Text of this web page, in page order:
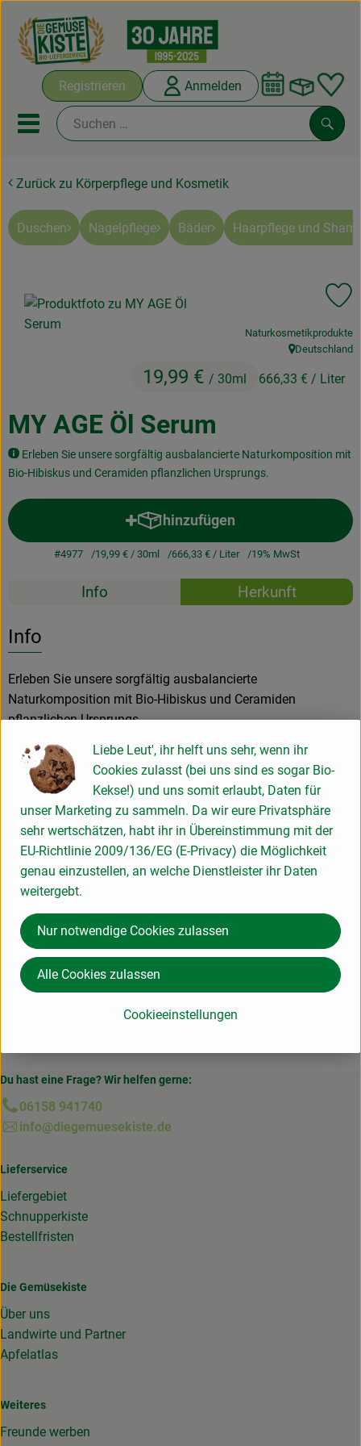
Registrieren Anmelden
Mobiles Menu öffnen oder
Abokisten
Kochboxen
Frisches
Naturkost
Drogerie
Blog
Veranstaltungen
Zurück zu Körperpflege und Kosmetik
Duschen Nagelpflege Bäder Haarpflege und
MY AGE Öl Serum
Erleben Sie unsere sorgfältig ausbalancierte Naturkomposition mit
Bio-Hibiskus und Ceramiden pflanzlichen Ursprungs.
19,99 € / 30ml 666,33 € / Liter
, Verband:
Naturkosmetikprodukte
, Herkunft:
Deutschland
hinzufügen
Produkt zum Warenkorb
#4977 19,99 € / 30ml 666,33 € / Liter 19% MwSt
Rezepte
Info Herkunft
Info
Erleben Sie unsere sorgfältig ausbalancierte
Naturkomposition mit Bio-Hibiskus und Ceramiden
pflanzlichen Ursprungs.
Produktinformationen
Herkunft
Hersteller: lavera
Deutschland
lavera
Du hast eine Frage? Wir helfen gerne:
06158 941740
info@diegemuesekiste.de
Lieferservice
Liefergebiet
Schnupperkiste
Bestellfristen
Die Gemüsekiste
Über uns
Landwirte und Partner
Apfelatlas
Weiteres
Freunde werben
Liebe Leut', ihr helft uns sehr, wenn ihr
Cookies zulasst (bei uns sind es sogar Bio-
Kekse!) und uns somit erlaubt, Daten für
unser Marketing zu sammeln. Da wir eure Privatsphäre
sehr wertschätzen, habt ihr in Übereinstimmung mit der
EU-Richtlinie 2009/136/EG (E-Privacy) die Möglichkeit
genau einzustellen, an welche Dienstleister ihr Daten
weitergebt.
Cookieeinstellungen
Nur notwendige Cookies zulassen
Alle Cookies zulassen